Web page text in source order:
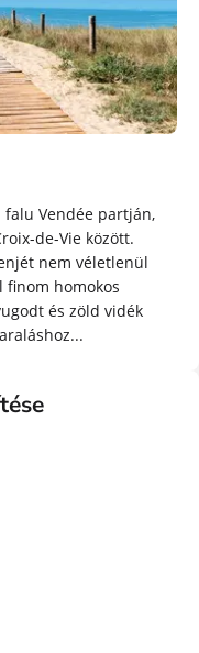
Vendée partján,
de-Vie között.
nem véletlenül
finom homokos
és zöld vidék